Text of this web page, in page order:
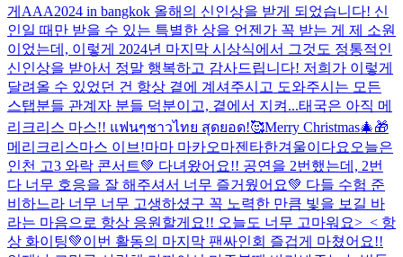
게 AAA2024 in bangkok 올해의 신인상을 받게 되었습니다! 신
인일 때만 받을 수 있는 특별한 상을 언젠가 꼭 받는 게 제 소원
이었는데, 이렇게 2024년 마지막 시상식에서 그것도 정통적인
신인상을 받아서 정말 행복하고 감사드립니다! 저희가 이렇게
달려올 수 있었던 건 항상 곁에 계셔주시고 도와주시는 모든
스탭분들 관계자 분들 덕분이고, 곁에서 지켜...태국은 아직 메
리크리스 마스!! แฟนๆชาวไทย สุดยอด!🥰Merry Christmas🎄🎁
메리크리스마스 이브!마마 마카오마젠타한겨울이다요 오늘은
인천 고3 와락 콘서트💚 다녀왔어요!! 공연을 2번했는데, 2번
다 너무 호응을 잘 해주셔서 너무 즐거웠어요💚 다들 수험 준
비하느라 너무 너무 고생하셨구 꼭 노력한 만큼 빛을 보길 바
라는 마음으로 항상 응원할게요!! 오늘도 너무 고마워요>_< 항
상 화이팅💚이번 활동의 마지막 팬싸인회 즐겁게 마쳤어요!!